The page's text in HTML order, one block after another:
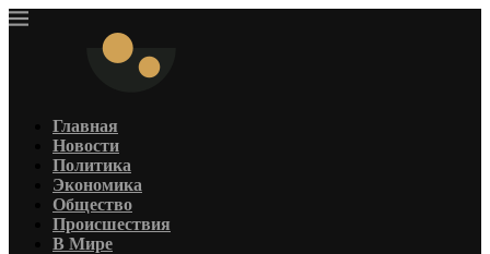
Главная
Новости
Политика
Экономика
Общество
Происшествия
В Мире